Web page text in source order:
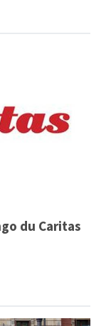
du Caritas